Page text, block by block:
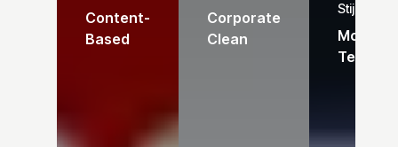
Content-
Based
Corporate
Clean
Stijl
Modern
Tech